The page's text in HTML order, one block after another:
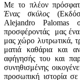
Με το πλέον
Ένας σκύλος
Alejandro Palomas
προσφέροντάς μας ένα
μας χώρο λυτρωτικά,
ματιά καθάρια και
αφήγησής του και
συνηθισμένης
προσωπική ιστορία